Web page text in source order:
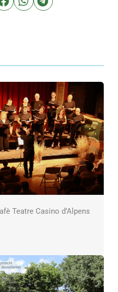
Teatre Casino d’Alpens